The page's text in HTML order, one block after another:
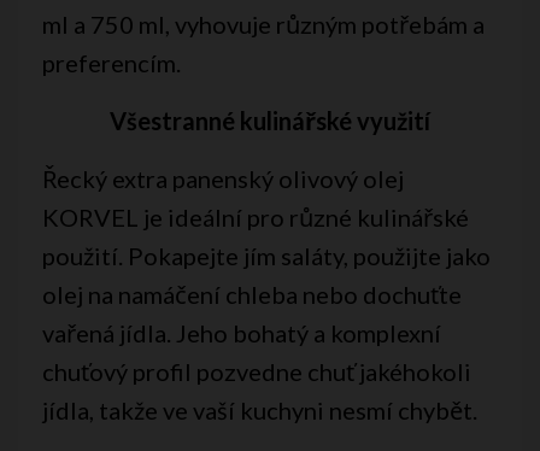
ml a 750 ml, vyhovuje různým potřebám a
preferencím.
Všestranné kulinářské využití
Řecký extra panenský olivový olej
KORVEL je ideální pro různé kulinářské
použití. Pokapejte jím saláty, použijte jako
olej na namáčení chleba nebo dochuťte
vařená jídla. Jeho bohatý a komplexní
chuťový profil pozvedne chuť jakéhokoli
jídla, takže ve vaší kuchyni nesmí chybět.